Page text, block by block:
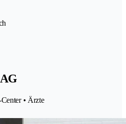
• Ärzte